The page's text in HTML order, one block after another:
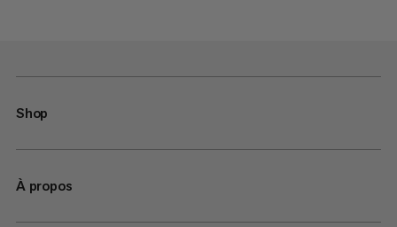
Shop
À propos